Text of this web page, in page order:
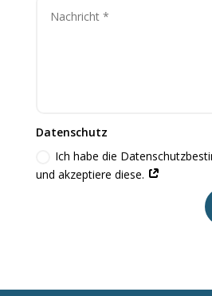
Datenschutz
Ich habe die
und akzeptiere diese.